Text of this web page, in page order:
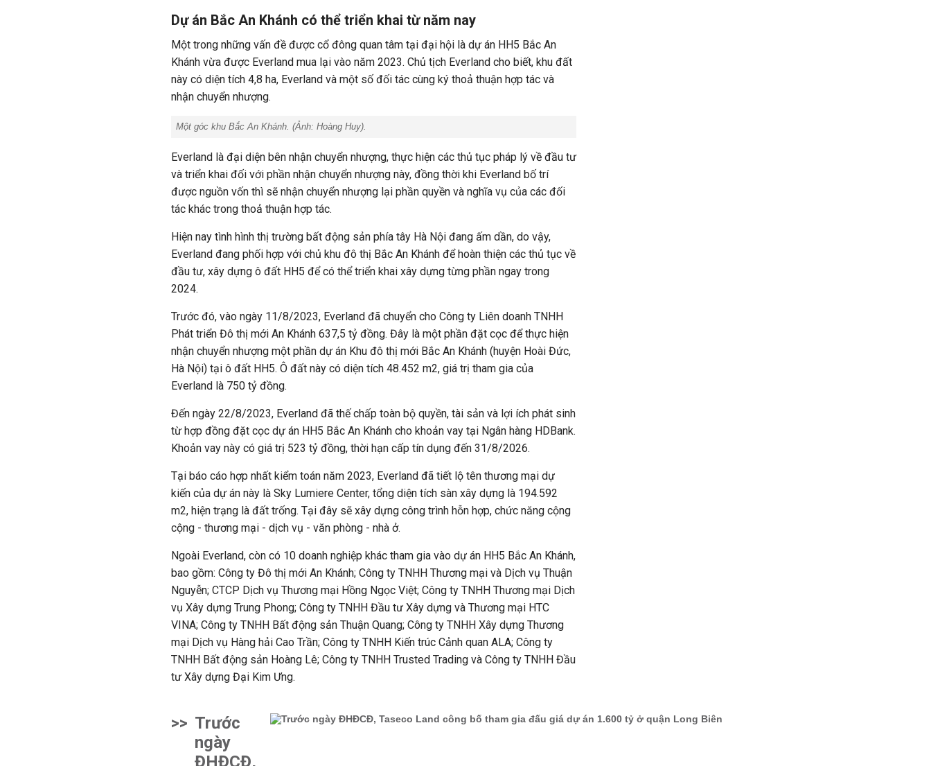
Dự án Bắc An Khánh có thể triển khai từ năm nay
Một trong những vấn đề được cổ đông quan tâm tại đại hội là dự án HH5 Bắc An
Khánh vừa được Everland mua lại vào năm 2023. Chủ tịch Everland cho biết, khu đất
này có diện tích 4,8 ha, Everland và một số đối tác cùng ký thoả thuận hợp tác và
nhận chuyển nhượng.
Một góc khu Bắc An Khánh. (Ảnh: Hoàng Huy).
Everland là đại diện bên nhận chuyển nhượng, thực hiện các thủ tục pháp lý về đầu tư
và triển khai đối với phần nhận chuyển nhượng này, đồng thời khi Everland bố trí
được nguồn vốn thì sẽ nhận chuyển nhượng lại phần quyền và nghĩa vụ của các đối
tác khác trong thoả thuận hợp tác.
Hiện nay tình hình thị trường bất động sản phía tây Hà Nội đang ấm dần, do vậy,
Everland đang phối hợp với chủ khu đô thị Bắc An Khánh để hoàn thiện các thủ tục về
đầu tư, xây dựng ô đất HH5 để có thể triển khai xây dựng từng phần ngay trong
2024.
Trước đó, vào ngày 11/8/2023, Everland đã chuyển cho Công ty Liên doanh TNHH
Phát triển Đô thị mới An Khánh 637,5 tỷ đồng. Đây là một phần đặt cọc để thực hiện
nhận chuyển nhượng một phần dự án Khu đô thị mới Bắc An Khánh (huyện Hoài Đức,
Hà Nội) tại ô đất HH5. Ô đất này có diện tích 48.452 m2, giá trị tham gia của
Everland là 750 tỷ đồng.
Đến ngày 22/8/2023, Everland đã thế chấp toàn bộ quyền, tài sản và lợi ích phát sinh
từ hợp đồng đặt cọc dự án HH5 Bắc An Khánh cho khoản vay tại Ngân hàng HDBank.
Khoản vay này có giá trị 523 tỷ đồng, thời hạn cấp tín dụng đến 31/8/2026.
Tại báo cáo hợp nhất kiểm toán năm 2023, Everland đã tiết lộ tên thương mại dự
kiến của dự án này là Sky Lumiere Center, tổng diện tích sàn xây dựng là 194.592
m2, hiện trạng là đất trống. Tại đây sẽ xây dựng công trình hỗn hợp, chức năng cộng
cộng - thương mại - dịch vụ - văn phòng - nhà ở.
Ngoài Everland, còn có 10 doanh nghiệp khác tham gia vào dự án HH5 Bắc An Khánh,
bao gồm: Công ty Đô thị mới An Khánh; Công ty TNHH Thương mại và Dịch vụ Thuận
Nguyễn; CTCP Dịch vụ Thương mại Hồng Ngọc Việt; Công ty TNHH Thương mại Dịch
vụ Xây dựng Trung Phong; Công ty TNHH Đầu tư Xây dựng và Thương mại HTC
VINA; Công ty TNHH Bất động sản Thuận Quang; Công ty TNHH Xây dựng Thương
mại Dịch vụ Hàng hải Cao Trần; Công ty TNHH Kiến trúc Cảnh quan ALA; Công ty
TNHH Bất động sản Hoàng Lê; Công ty TNHH Trusted Trading và Công ty TNHH Đầu
tư Xây dựng Đại Kim Ưng.
>> Trước
ngày
ĐHĐCĐ,